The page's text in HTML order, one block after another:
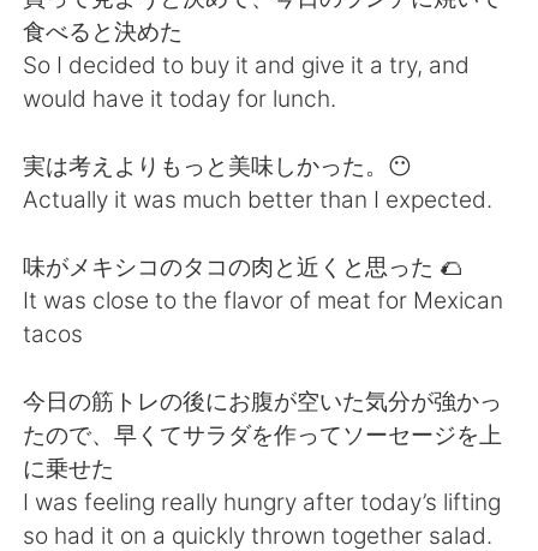
Türkçe
Português
食べると決めた
So I decided to buy it and give it a try, and
would have it today for lunch.
実は考えよりもっと美味しかった。😶
Actually it was much better than I expected.
味がメキシコのタコの肉と近くと思った 🌮
It was close to the flavor of meat for Mexican
tacos
今日の筋トレの後にお腹が空いた気分が強かっ
たので、早くてサラダを作ってソーセージを上
に乗せた
I was feeling really hungry after today’s lifting
so had it on a quickly thrown together salad.